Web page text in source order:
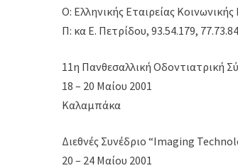
Ο: Ελληνικής Εταιρείας
Π: κα Ε. Πετρίδου, 93.54.179,
11η Πανθεσαλλική Οδοντιατρική
18 – 20 Μαίου 2001
Καλαμπάκα
Διεθνές Συνέδριο “Imaging
20 – 24 Μαίου 2001